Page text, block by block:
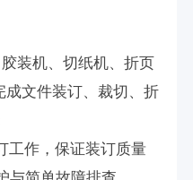
装机、切纸机、折页
文件装订、裁切、折
工作，保证装订质量